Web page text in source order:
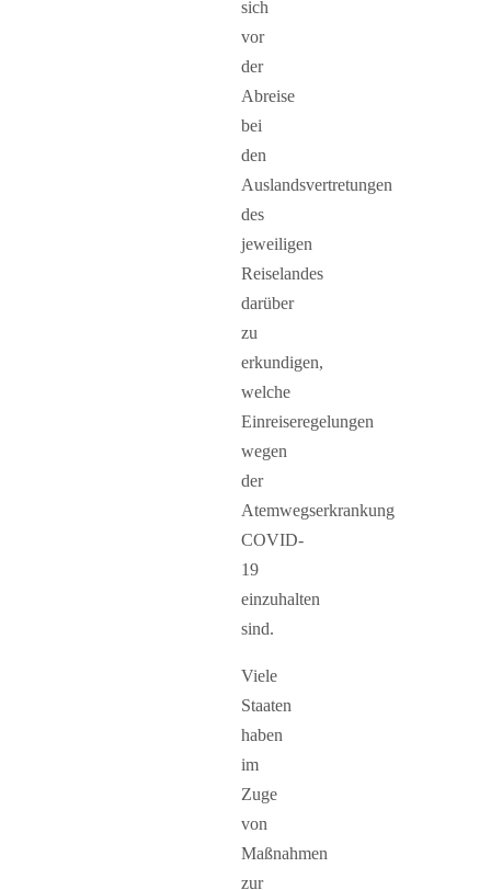
sich
vor
der
Abreise
bei
den
Auslandsvertretungen
des
jeweiligen
Reiselandes
darüber
zu
erkundigen,
welche
Einreiseregelungen
wegen
der
Atemwegserkrankung
COVID-
19
einzuhalten
sind.
Viele
Staaten
haben
im
Zuge
von
Maßnahmen
zur